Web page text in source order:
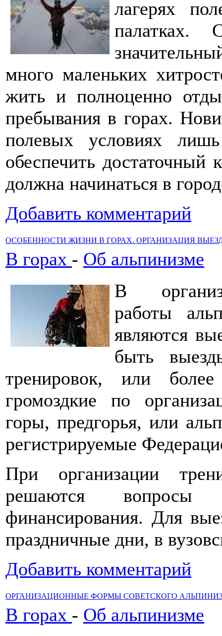
лагерях
палатках.
много маленьких
жить и полноценно
пребывания в горах.
полевых условиях
обеспечить достаточный
должна начинаться в
Добавить комментарий
ОСОБЕННОСТИ ЖИЗНИ В ГОРАХ. ОРГАНИЗАЦИЯ
В горах - Об альпинизме
В
работы
являются
быть
тренировок, или
громоздкие по
горы, предгорья, или
регистрируемые
При организации
решаются вопросы
финансирования. Для
праздничные дни, в
Добавить комментарий
ОРГАНИЗАЦИОННЫЕ ФОРМЫ СОВЕТСКОГО
В горах - Об альпинизме